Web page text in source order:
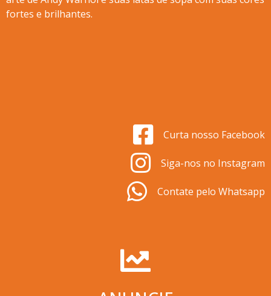
fortes e brilhantes.
Curta nosso Facebook
Siga-nos no Instagram
Contate pelo Whatsapp